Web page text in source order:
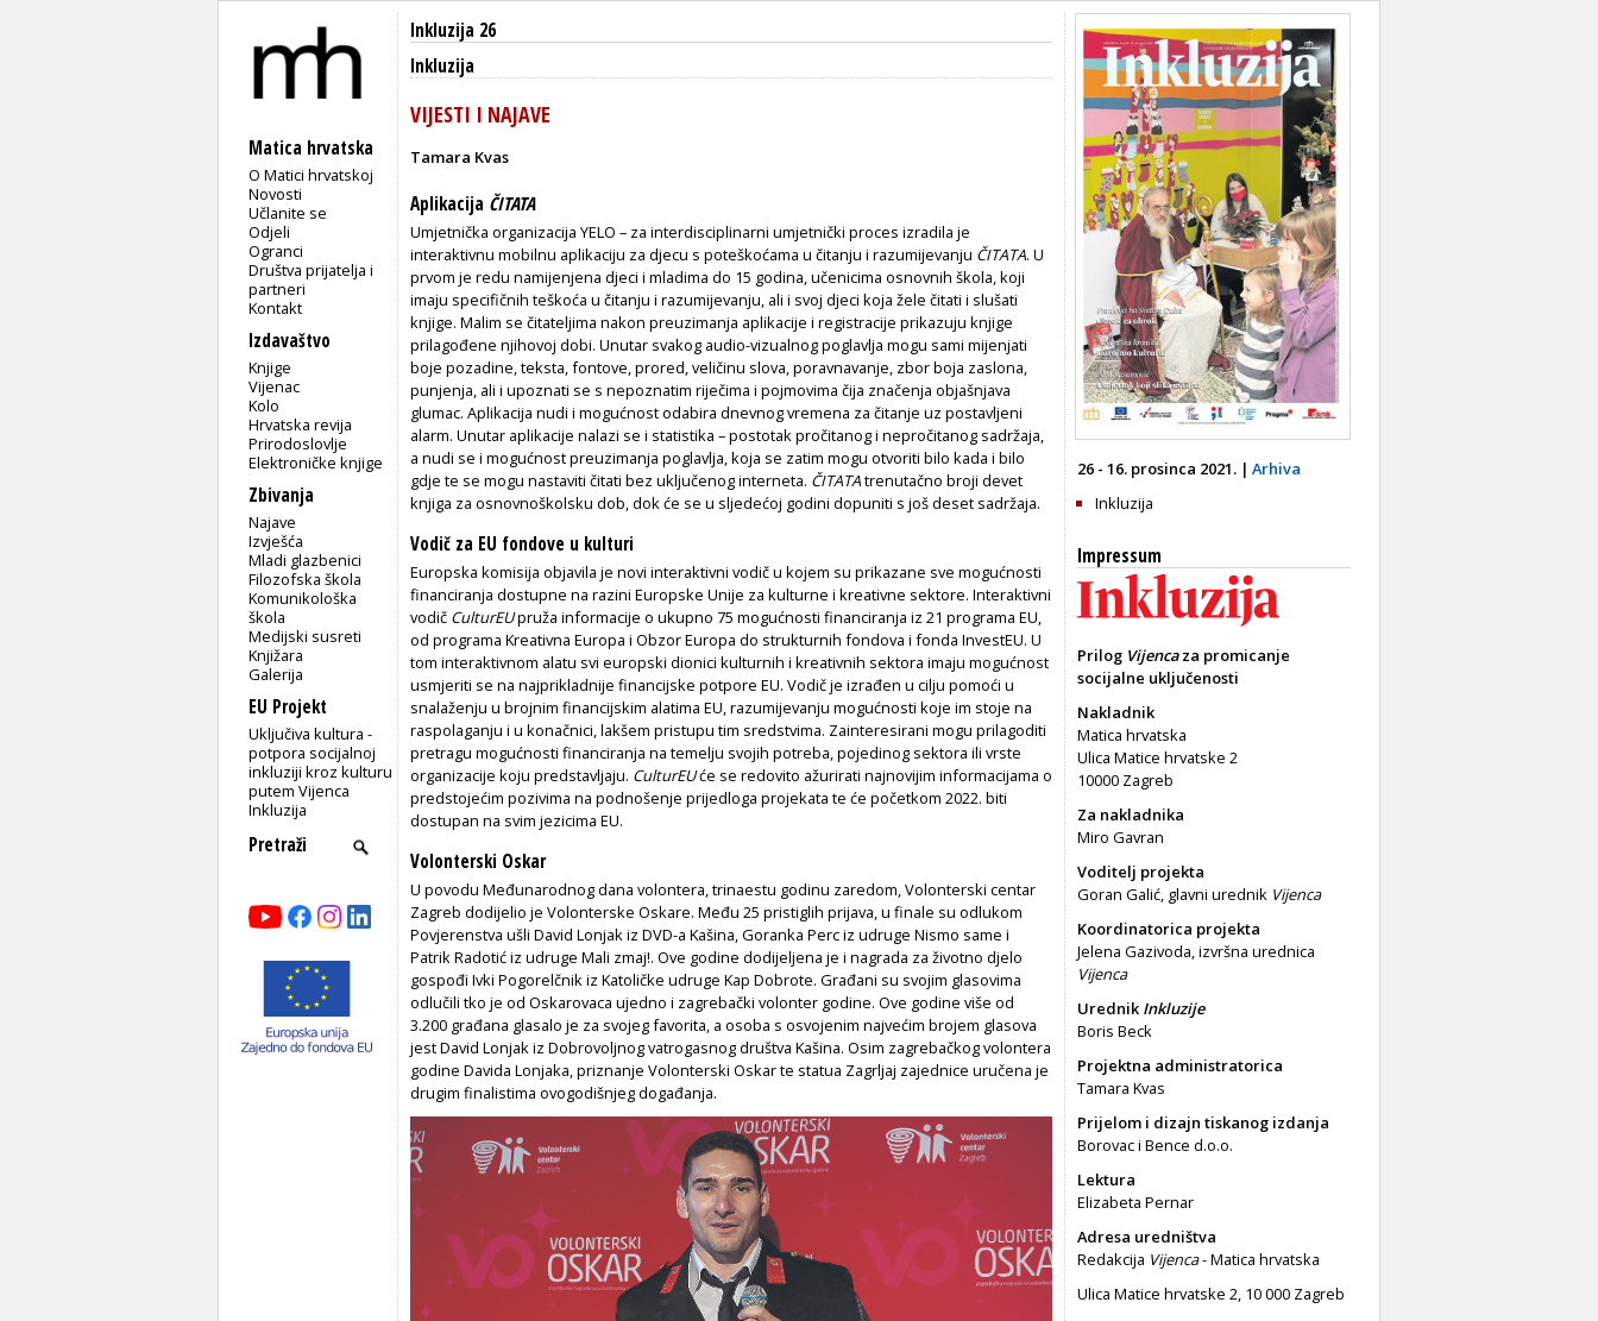
Matica hrvatska
O Matici hrvatskoj
Novosti
Učlanite se
Odjeli
Ogranci
Društva prijatelja i
partneri
Kontakt
Izdavaštvo
Knjige
Vijenac
Kolo
Hrvatska revija
Prirodoslovlje
Elektroničke knjige
Zbivanja
Najave
Izvješća
Mladi glazbenici
Filozofska škola
Komunikološka
škola
Medijski susreti
Knjižara
Galerija
EU Projekt
Uključiva kultura -
potpora socijalnoj
inkluziji kroz kulturu
putem Vijenca
Inkluzija
Inkluzija 26
Inkluzija
VIJESTI I NAJAVE
Tamara Kvas
Aplikacija ČITATA
Umjetnička organizacija YELO – za inter­disciplinarni umjetnički proces izradila je
interaktivnu mobilnu aplikaciju za djecu s poteškoćama u čitanju i razumijevanju ČITATA. U
prvom je redu namijenjena djeci i mladima do 15 godina, učenicima osnovnih škola, koji
imaju specifičnih teškoća u čitanju i razumijevanju, ali i svoj djeci koja žele čitati i slušati
knjige. Malim se čitateljima nakon preuzimanja aplikacije i registracije prikazuju knjige
prilagođene njihovoj dobi. Unutar svakog audio-vizualnog poglavlja mogu sami mijenjati
boje pozadine, teksta, fontove, prored, ve­ličinu slova, poravnavanje, zbor boja zaslona,
punjenja, ali i upoznati se s nepoznatim riječima i pojmovima čija značenja objašnjava
glumac. Aplikacija nudi i mogućnost odabira dnevnog vremena za čitanje uz postavljeni
alarm. Unutar aplikacije nalazi se i statistika – postotak pročitanog i nepročitanog sadržaja,
a nudi se i mogućnost preuzimanja poglavlja, koja se zatim mogu otvoriti bilo kada i bilo
gdje te se mogu nastaviti čitati bez uključenog interneta. ČITATAtrenutačno broji devet
knjiga za osnovnoškolsku dob, dok će se u sljedećoj godini dopuniti s još deset sadržaja.
Vodič za EU fondove u kulturi
Europska komisija objavila je novi interaktivni vodič u kojem su prikazane sve mogućnosti
financiranja dostupne na razini Europske Unije za kulturne i kreativne sektore. Interaktivni
vodič CulturEUpruža informacije o ukupno 75 mogućnosti financiranja iz 21 programa EU,
od programa Kreativna Europa i Obzor Europa do strukturnih fondova i fonda InvestEU. U
tom interaktivnom alatu svi europski dionici kulturnih i kreativnih sektora imaju mogućnost
usmjeriti se na najprikladnije financijske potpore EU. Vodič je izrađen u cilju pomoći u
snalaženju u brojnim financijskim alatima EU, razumijevanju mogućnosti koje im stoje na
raspolaganju i u konačnici, lakšem pristupu tim sredstvima. Zainteresirani mogu prilagoditi
pretragu mogućnosti financiranja na temelju svojih potreba, pojedinog sektora ili vrste
organizacije koju predstavljaju. CulturEUće se redovito ažurirati najnovijim informacijama o
predstojećim pozivima na podnošenje prijedloga projekata te će početkom 2022. biti
dostupan na svim jezicima EU.
Volonterski Oskar
U povodu Međunarodnog dana volonte­ra, trinaestu godinu zaredom, Volonterski centar
Zagreb dodijelio je Volonterske Oskare. Među 25 pristiglih prijava, u finale su odlukom
Povjerenstva ušli David Lonjak iz DVD-a Kašina, Goranka Perc iz udruge Nismo same i
Patrik Radotić iz udruge Mali zmaj!. Ove godine dodijeljena je i nagrada za životno djelo
gospođi Ivki Pogorelčnik iz Katoličke udruge Kap Dobrote. Građani su svojim glasovima
odlučili tko je od Oskarovaca ujedno i zagrebački volonter godine. Ove godine više od
3.200 građana glasalo je za svojeg favorita, a osoba s osvojenim najvećim brojem glasova
jest David Lonjak iz Dobrovoljnog vatrogasnog društva Kašina. Osim zagrebačkog volontera
godine Davida Lonjaka, priznanje Volonterski Oskar te statua Zagrljaj zajednice uručena je
drugim finalistima ovogodišnjeg događanja.
26 - 16. prosinca 2021. | Arhiva
Inkluzija
Impressum
Prilog Vijencaza promicanje
socijalne uključenosti
Nakladnik
Matica hrvatska
Ulica Matice hrvatske 2
10000 Zagreb
Za nakladnika
Miro Gavran
Voditelj projekta
Goran Galić, glavni urednik Vijenca
Koordinatorica projekta
Jelena Gazivoda, izvršna urednica
Vijenca
Urednik Inkluzije
Boris Beck
Projektna administratorica
Tamara Kvas
Prijelom i dizajn tiskanog izdanja
Borovac i Bence d.o.o.
Lektura
Elizabeta Pernar
Adresa uredništva
Redakcija Vijenca- Matica hrvatska
Ulica Matice hrvatske 2, 10 000 Zagreb